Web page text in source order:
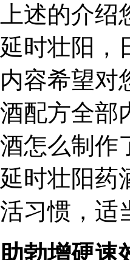
上述的介
延时壮阳，
内容希望对
酒配方全部
酒怎么制作
延时壮阳药
活习惯，适
助勃增硬速